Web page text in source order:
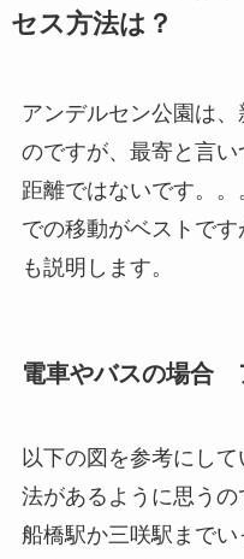
セス方法は？
アンデルセン公園は
のですが、最寄と言
距離ではないです。
での移動がベストで
も説明します。
電車やバスの場合
以下の図を参考にし
法があるように思うの
船橋駅か三咲駅まで